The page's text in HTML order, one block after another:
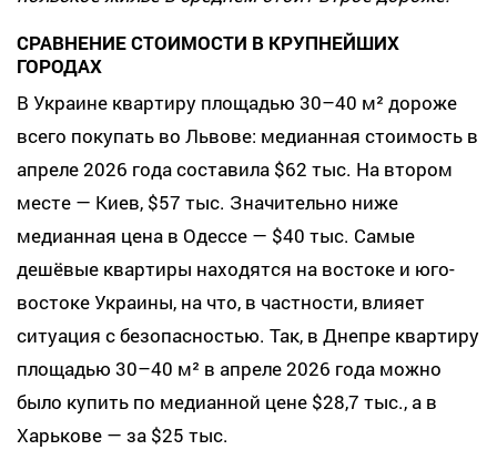
СРАВНЕНИЕ СТОИМОСТИ В КРУПНЕЙШИХ
ГОРОДАХ
В Украине квартиру площадью 30–40 м² дороже
всего покупать во Львове: медианная стоимость в
апреле 2026 года составила $62 тыс. На втором
месте — Киев, $57 тыс. Значительно ниже
медианная цена в Одессе — $40 тыс. Самые
дешёвые квартиры находятся на востоке и юго-
востоке Украины, на что, в частности, влияет
ситуация с безопасностью. Так, в Днепре квартиру
площадью 30–40 м² в апреле 2026 года можно
было купить по медианной цене $28,7 тыс., а в
Харькове — за $25 тыс.